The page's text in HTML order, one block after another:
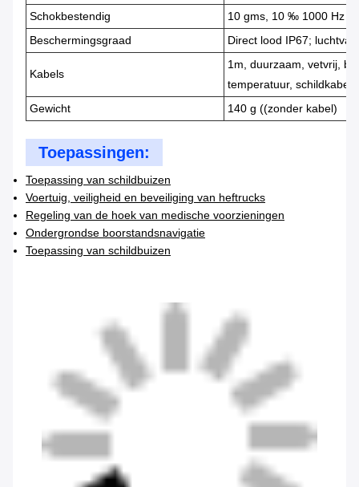
Schokbestendig
10 gms, 10 ‰ 1000 Hz
Beschermingsgraad
Direct lood IP67;
Kabels
1m, duurzaam, vetvrij,
temperatuur, schildkabel,
Gewicht
140 g ((zonder kabel)
Toepassingen:
Toepassing van schildbuizen
Voertuig, veiligheid en beveiliging van heftrucks
Regeling van de hoek van medische voorzieningen
Ondergrondse boorstandsnavigatie
Toepassing van schildbuizen